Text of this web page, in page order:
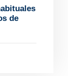
de